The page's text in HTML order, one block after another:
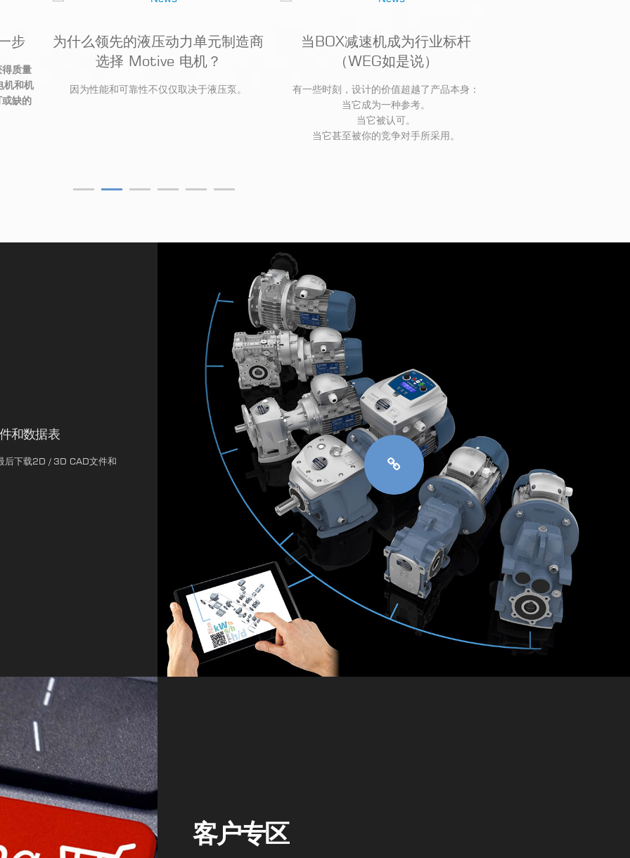
步
质量
机和机
缺的
为什么领先的液压动力单元制造商
选择 Motive 电机？
因为性能和可靠性不仅仅取决于液压泵。
当BOX减速机成为行业标杆
（WEG如是说）
有一些时刻，设计的价值超越了产品本身：
当它成为一种参考。
当它被认可。
当它甚至被你的竞争对手所采用。
和数据表
后下载2D / 3D CAD文件和
客户专区